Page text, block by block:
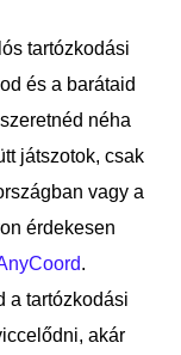
tartózkodási
és a barátaid
néha
játszotok, csak
vagy a
érdekesen
.
a tartózkodási
akár